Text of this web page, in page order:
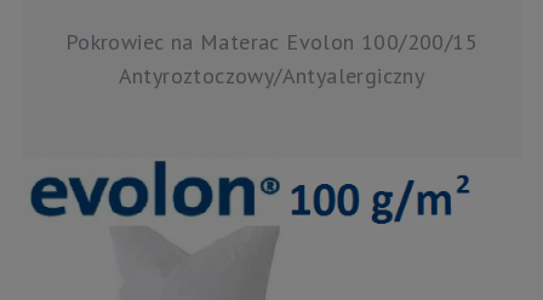
Pokrowiec na Materac Evolon 100/200/15
Antyroztoczowy/Antyalergiczny